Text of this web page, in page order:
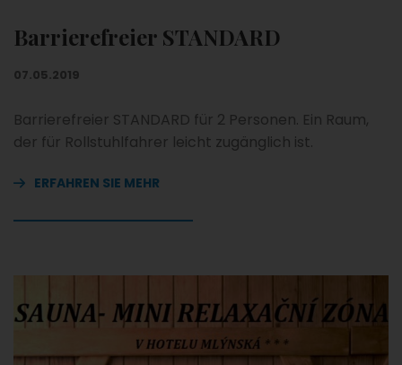
Barrierefreier STANDARD
07.05.2019
Barrierefreier STANDARD für 2 Personen. Ein Raum,
der für Rollstuhlfahrer leicht zugänglich ist.
ERFAHREN SIE MEHR